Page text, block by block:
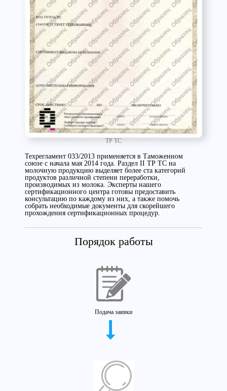
ТР ТС
Техрегламент 033/2013 применяется в Таможенном
союзе с начала мая 2014 года. Раздел II ТР ТС на
молочную продукцию выделяет более ста категорий
продуктов различной степени переработки,
производимых из молока. Эксперты нашего
сертификационного центра готовы предоставить
консультацию по каждому из них, а также помочь
собрать необходимые документы для скорейшего
прохождения сертификационных процедур.
Порядок работы
Подача заявки